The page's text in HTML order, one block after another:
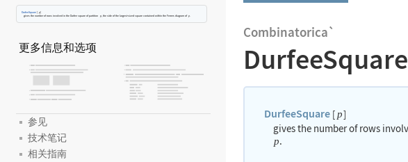
DurfeeSquare [ p]
gives the number of rows involved in the Durfee square of partition
p, the side of the largest-sized square contained within the Ferrers diagram of p.
更多信息和选项
参见
技术笔记
相关指南
Combinatorica`
DurfeeSquare
DurfeeSquare [ p]
gives the number of rows
p.